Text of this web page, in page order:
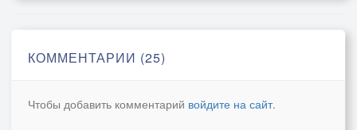
КОММЕНТАРИИ (25)
Чтобы добавить комментарий войдите на сайт.